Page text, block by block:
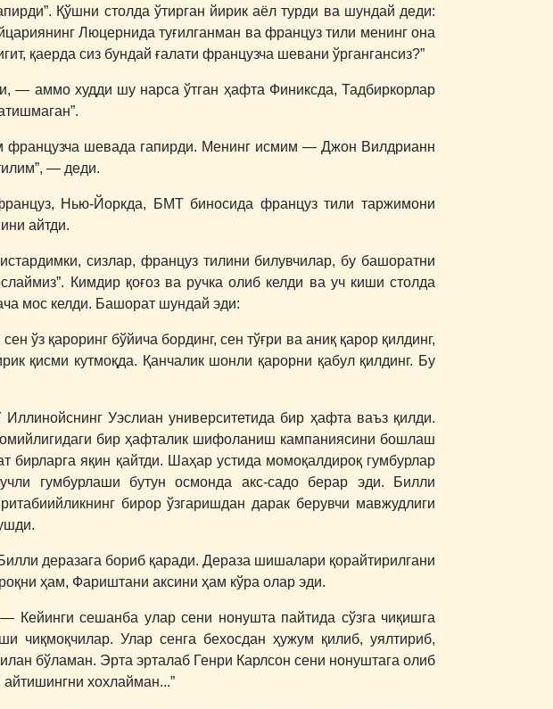
Қўшни столда ўтирган йирик аёл турди ва шундай деди:
Люцернида туғилганман ва француз тили менинг она
қаерда сиз бундай ғалати французча шевани ўргангансиз?”
― аммо худди шу нарса ўтган ҳафта Финиксда, Тадбиркорлар
французча шевада гапирди. Менинг исмим ― Джон Вилдрианн
― деди.
Нью-Йоркда, БМТ биносида француз тили таржимони
айтди.
сизлар, француз тилини билувчилар, бу башоратни
Кимдир қоғоз ва ручка олиб келди ва уч киши столда
мос келди. Башорат шундай эди:
ўз қароринг бўйича бординг, сен тўғри ва аниқ қарор қилдинг,
қисми кутмоқда. Қанчалик шонли қарорни қабул қилдинг. Бу
Уэслиан университетида бир ҳафта ваъз қилди.
бир ҳафталик шифоланиш кампаниясини бошлаш
бирларга яқин қайтди. Шаҳар устида момоқалдироқ гумбурлар
гумбурлаши бутун осмонда акс-садо берар эди. Билли
бирор ўзгаришдан дарак берувчи мавжудлиги
деразага бориб қаради. Дераза шишалари қорайтирилгани
ҳам, Фариштани аксини ҳам кўра олар эди.
Кейинги сешанба улар сени нонушта пайтида сўзга чиқишга
чиқмоқчилар. Улар сенга бехосдан ҳужум қилиб, уялтириб,
бўламан. Эрта эрталаб Генри Карлсон сени нонуштага олиб
хохлайман...”